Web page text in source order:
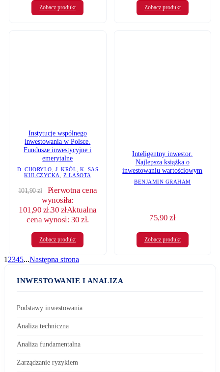
Zobacz produkt Zobacz produkt
Instytucje wspólnego
inwestowania w Polsce.
Fundusze inwestycyjne i
emerytalne
D. CHORYLO J. KRÓL
K. SAS
KULCZYCKA
Z LASOTA
101,90zł
Pierwotna cena
wynosiła:
101,90 zł.30 złAktualna
cena wynosi: 30 zł.
Zobacz produkt
Inteligentny inwestor.
Najlepsza książka o
inwestowaniu wartościowym
BENJAMIN GRAHAM
75,90zł
Zobacz produkt
1 2345...Następna strona
INWESTOWANIE I ANALIZA
Podstawy inwestowania
Analiza techniczna
Analiza fundamentalna
Zarządzanie ryzykiem